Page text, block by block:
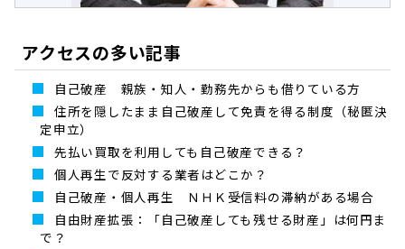
アクセスの多い記事
自己破産 親族・知人・勤務先からも借りている方
住所を隠したまま自己破産して免責を得る制度（秘匿決
定申立）
先払い買取を利用しても自己破産できる？
個人再生で反対する業者はどこか？
自己破産・個人再生 ＮＨＫ受信料の滞納がある場合
自由財産拡張：「自己破産しても残せる財産」は何円ま
で？